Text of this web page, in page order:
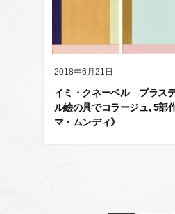
2018年6月21日
イミ・クネーベル プラス
ル絵の具でコラージュ, 5
マ・ムンディ》